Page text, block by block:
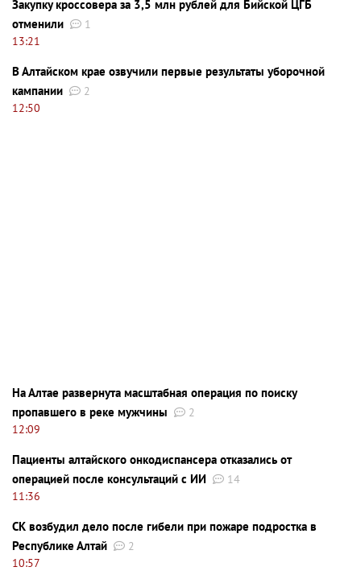
Закупку кроссовера за 3,5 млн рублей для Бийской ЦГБ
отменили
1
13:21
В Алтайском крае озвучили первые результаты уборочной
кампании
2
12:50
На Алтае развернута масштабная операция по поиску
пропавшего в реке мужчины
2
12:09
Пациенты алтайского онкодиспансера отказались от
операцией после консультаций с ИИ
14
11:36
СК возбудил дело после гибели при пожаре подростка в
Республике Алтай
2
10:57